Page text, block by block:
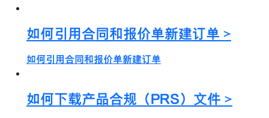
如何引用合同和报价单新建订单 >
如何引用合同和报价单新建订单
如何下载产品合规（PRS）文件 >